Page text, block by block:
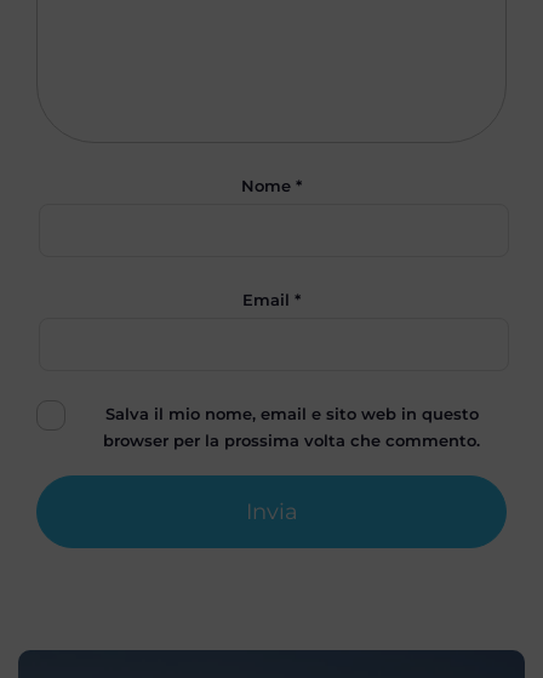
Nome *
Email *
Salva il mio nome, email e sito web in questo
browser per la prossima volta che commento.